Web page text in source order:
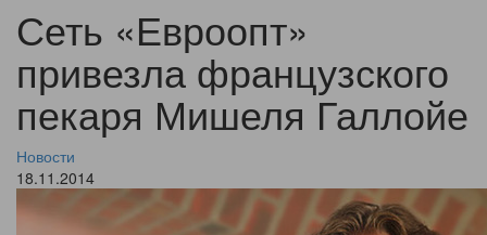
Сеть «Евроопт»
привезла французского
пекаря Мишеля Галлойе
Новости
18.11.2014